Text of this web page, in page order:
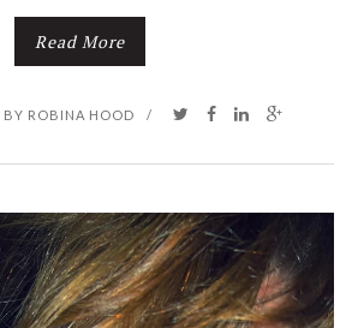
Read More
BY ROBINA HOOD /